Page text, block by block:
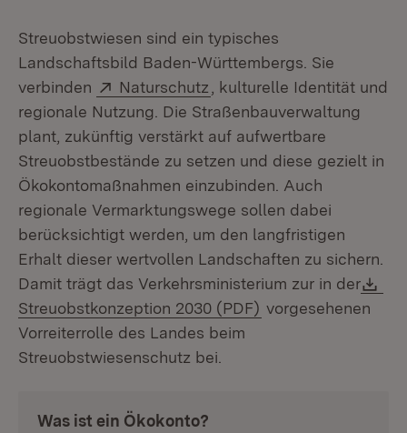
Streuobstwiesen sind ein typisches
Landschaftsbild Baden-Württembergs. Sie
verbinden
Extern:
Naturschutz (Öffnet in neuem Fenster)
, kulturelle Identität und
regionale Nutzung. Die Straßenbauverwaltung
plant, zukünftig verstärkt auf aufwertbare
Streuobstbestände zu setzen und diese gezielt in
Ökokontomaßnahmen einzubinden. Auch
regionale Vermarktungswege sollen dabei
berücksichtigt werden, um den langfristigen
Erhalt dieser wertvollen Landschaften zu sichern.
Damit trägt das Verkehrsministerium zur in der
Streuobstkonzeption 2030 (PDF) (Öffnet in neuem
vorgesehenen
Vorreiterrolle des Landes beim
Streuobstwiesenschutz bei.
Was ist ein Ökokonto?